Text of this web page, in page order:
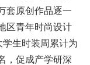
套原创作品逐一
区青年时尚设计
生时装周累计为
，促成产学研深